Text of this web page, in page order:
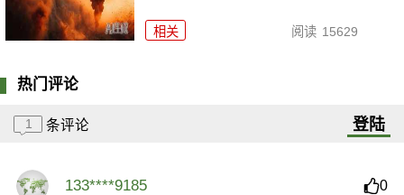
相关 阅读 15629
热门评论
1 条评论 登陆
133****9185 0